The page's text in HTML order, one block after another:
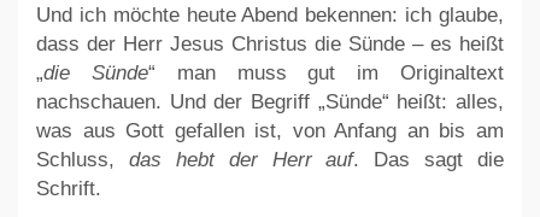
Und ich möchte heute Abend bekennen: ich glaube,
dass der Herr Jesus Christus die Sünde – es heißt
„die Sünde“ man muss gut im Originaltext
nachschauen. Und der Begriff „Sünde“ heißt: alles,
was aus Gott gefallen ist, von Anfang an bis am
Schluss, das hebt der Herr auf. Das sagt die
Schrift.